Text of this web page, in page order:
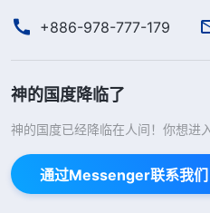
+886-978-777-179
神的国度降临了
神的国度已经降临在人间！你想进
通过Messenger联系我们